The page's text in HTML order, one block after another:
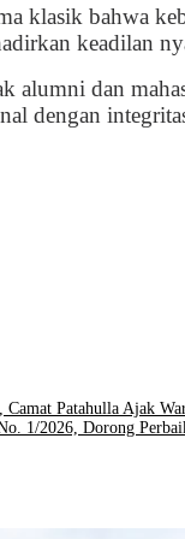
klasik bahwa
keadilan
alumni dan
dengan
Camat Patahulla Ajak
1/2026, Dorong